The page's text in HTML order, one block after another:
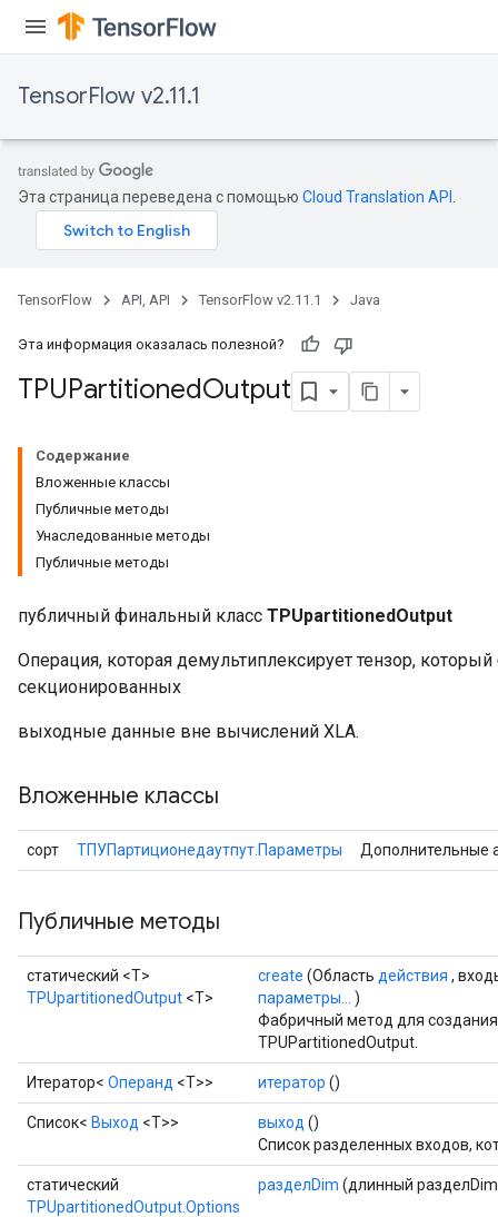
TensorFlow v2.11.1
Эта страница переведена с помощью Cloud Translation API
TensorFlow API, API TensorFlow v2.11.1 Java
Эта информация оказалась полезной?
TPUPartitionedOutput
Содержание
Вложенные классы
Публичные методы
Унаследованные методы
Публичные методы
публичный финальный класс TPUpartitionedOutput
Операция, которая демультиплексирует тензор,
секционированных
выходные данные вне вычислений XLA.
Вложенные классы
сорт ТПУПартиционедаутпут.Параметры Дополнительные
Публичные методы
статический <T>
TPUpartitionedOutput <T>
create (Область действия ,
параметры...
)
Фабричный метод для
TPUPartitionedOutput.
Итератор< Операнд <T>> итератор ()
Список< Выход <T>> выход ()
Список разделенных входов,
статический
TPUpartitionedOutput.Options
разделDim (длинный